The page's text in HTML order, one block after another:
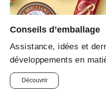
Conseils d’emballage
Assistance, idées et
développements en
Découvrir